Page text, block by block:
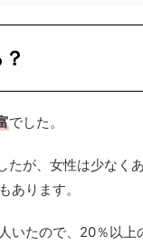
でした。
が、女性は少なく
あります。
いたので、20％以